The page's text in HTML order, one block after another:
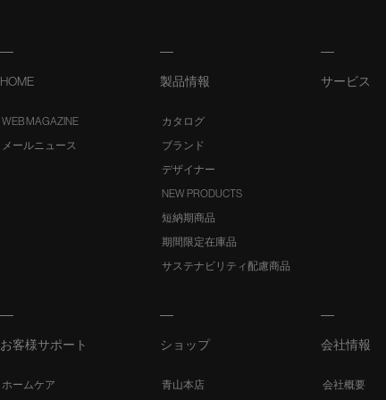
HOME
WEB MAGAZINE
メールニュース
製品情報
カタログ
ブランド
デザイナー
NEW PRODUCTS
短納期商品
期間限定在庫品
サステナビリティ配慮商品
サービス
お客様サポート
ホームケア
ショップ
青山本店
会社情報
会社概要